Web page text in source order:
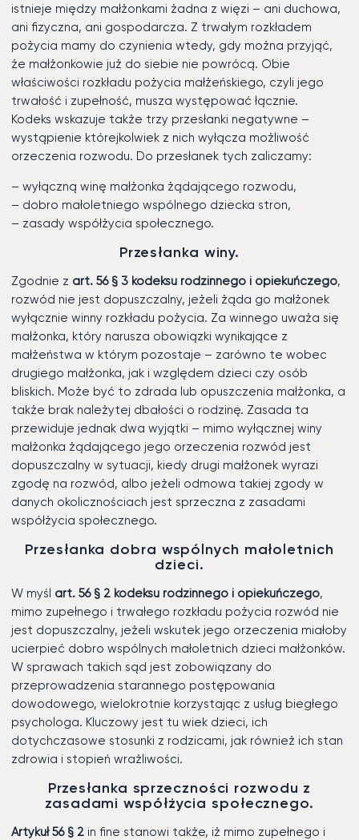
istnieje między małżonkami żadna z więzi – ani duchowa,
ani fizyczna, ani gospodarcza. Z trwałym rozkładem
pożycia mamy do czynienia wtedy, gdy można przyjąć,
że małżonkowie już do siebie nie powrócą. Obie
właściwości rozkładu pożycia małżeńskiego, czyli jego
trwałość i zupełność, musza występować łącznie.
Kodeks wskazuje także trzy przesłanki negatywne –
wystąpienie którejkolwiek z nich wyłącza możliwość
orzeczenia rozwodu. Do przesłanek tych zaliczamy:
– wyłączną winę małżonka żądającego rozwodu,
– dobro małoletniego wspólnego dziecka stron,
– zasady współżycia społecznego.
Przesłanka winy.
Zgodnie z art. 56 § 3 kodeksu rodzinnego i opiekuńczego,
rozwód nie jest dopuszczalny, jeżeli żąda go małżonek
wyłącznie winny rozkładu pożycia. Za winnego uważa się
małżonka, który narusza obowiązki wynikające z
małżeństwa w którym pozostaje – zarówno te wobec
drugiego małżonka, jak i względem dzieci czy osób
bliskich. Może być to zdrada lub opuszczenia małżonka, a
także brak należytej dbałości o rodzinę. Zasada ta
przewiduje jednak dwa wyjątki – mimo wyłącznej winy
małżonka żądającego jego orzeczenia rozwód jest
dopuszczalny w sytuacji, kiedy drugi małżonek wyrazi
zgodę na rozwód, albo jeżeli odmowa takiej zgody w
danych okolicznościach jest sprzeczna z zasadami
współżycia społecznego.
Przesłanka dobra wspólnych małoletnich
dzieci.
W myśl art. 56 § 2 kodeksu rodzinnego i opiekuńczego,
mimo zupełnego i trwałego rozkładu pożycia rozwód nie
jest dopuszczalny, jeżeli wskutek jego orzeczenia miałoby
ucierpieć dobro wspólnych małoletnich dzieci małżonków.
W sprawach takich sąd jest zobowiązany do
przeprowadzenia starannego postępowania
dowodowego, wielokrotnie korzystając z usług biegłego
psychologa. Kluczowy jest tu wiek dzieci, ich
dotychczasowe stosunki z rodzicami, jak również ich stan
zdrowia i stopień wrażliwości.
Przesłanka sprzeczności rozwodu z
zasadami współżycia społecznego.
Artykuł 56 § 2 in fine stanowi także, iż mimo zupełnego i